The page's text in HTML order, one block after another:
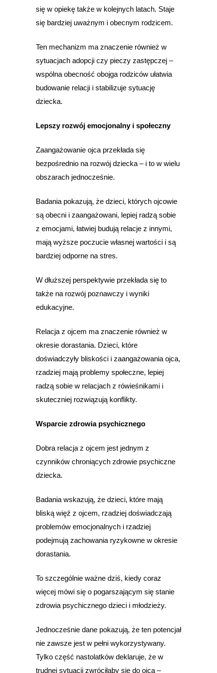
się w opiekę także w kolejnych latach. Staje
się bardziej uważnym i obecnym rodzicem.
Ten mechanizm ma znaczenie również w
sytuacjach adopcji czy pieczy zastępczej –
wspólna obecność obojga rodziców ułatwia
budowanie relacji i stabilizuje sytuację
dziecka.
Lepszy rozwój emocjonalny i społeczny
Zaangażowanie ojca przekłada się
bezpośrednio na rozwój dziecka – i to w wielu
obszarach jednocześnie.
Badania pokazują, że dzieci, których ojcowie
są obecni i zaangażowani, lepiej radzą sobie
z emocjami, łatwiej budują relacje z innymi,
mają wyższe poczucie własnej wartości i są
bardziej odporne na stres.
W dłuższej perspektywie przekłada się to
także na rozwój poznawczy i wyniki
edukacyjne.
Relacja z ojcem ma znaczenie również w
okresie dorastania. Dzieci, które
doświadczyły bliskości i zaangażowania ojca,
rzadziej mają problemy społeczne, lepiej
radzą sobie w relacjach z rówieśnikami i
skuteczniej rozwiązują konflikty.
Wsparcie zdrowia psychicznego
Dobra relacja z ojcem jest jednym z
czynników chroniących zdrowie psychiczne
dziecka.
Badania wskazują, że dzieci, które mają
bliską więź z ojcem, rzadziej doświadczają
problemów emocjonalnych i rzadziej
podejmują zachowania ryzykowne w okresie
dorastania.
To szczególnie ważne dziś, kiedy coraz
więcej mówi się o pogarszającym się stanie
zdrowia psychicznego dzieci i młodzieży.
Jednocześnie dane pokazują, że ten potencjał
nie zawsze jest w pełni wykorzystywany.
Tylko część nastolatków deklaruje, że w
trudnej sytuacji zwróciłaby się do ojca –